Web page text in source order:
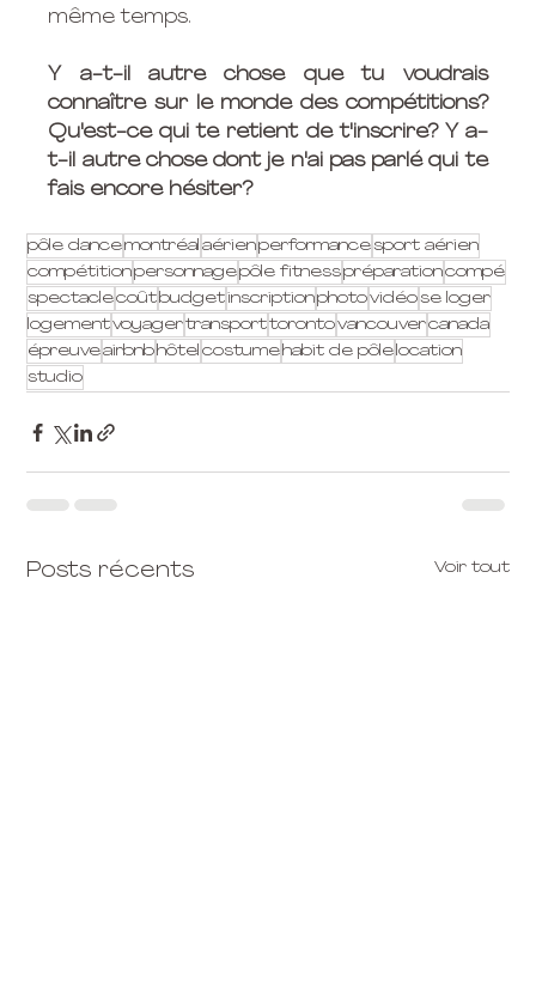
même temps.
Y a-t-il autre chose que tu voudrais
connaître sur le monde des compétitions?
Qu'est-ce qui te retient de t'inscrire? Y a-
t-il autre chose dont je n'ai pas parlé qui te
fais encore hésiter?
pôle dancemontréal aérienperformancesport aérien
compétitionpersonnagepôle fitnesspréparationcompé
spectaclecoûtbudgetinscriptionphotovidéose loger
logementvoyagertransporttorontovancouvercanada
épreuveairbnbhôtel costumehabit de pôlelocation
studio
Posts récents Voir tout